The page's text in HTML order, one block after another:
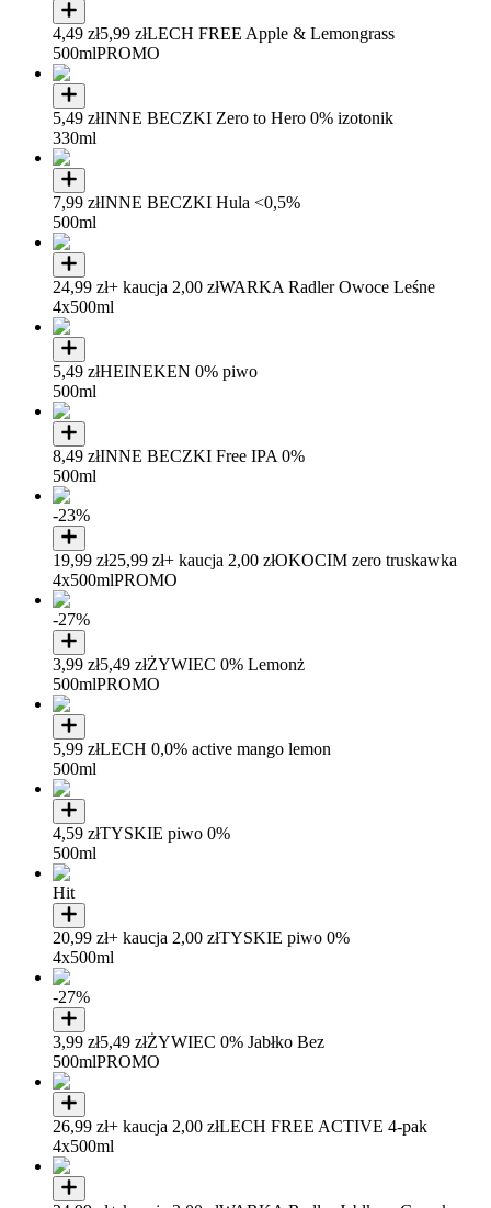
4,49 zł5,99 złLECH FREE Apple & Lemongrass
500mlPROMO
5,49 złINNE BECZKI Zero to Hero 0% izotonik
330ml
7,99 złINNE BECZKI Hula <0,5%
500ml
24,99 zł+ kaucja 2,00 złWARKA Radler Owoce Leśne
4x500ml
5,49 złHEINEKEN 0% piwo
500ml
8,49 złINNE BECZKI Free IPA 0%
500ml
-23%
19,99 zł25,99 zł+ kaucja 2,00 złOKOCIM zero truskawka
4x500mlPROMO
-27%
3,99 zł5,49 złŻYWIEC 0% Lemonż
500mlPROMO
5,99 złLECH 0,0% active mango lemon
500ml
4,59 złTYSKIE piwo 0%
500ml
Hit
20,99 zł+ kaucja 2,00 złTYSKIE piwo 0%
4x500ml
-27%
3,99 zł5,49 złŻYWIEC 0% Jabłko Bez
500mlPROMO
26,99 zł+ kaucja 2,00 złLECH FREE ACTIVE 4-pak
4x500ml